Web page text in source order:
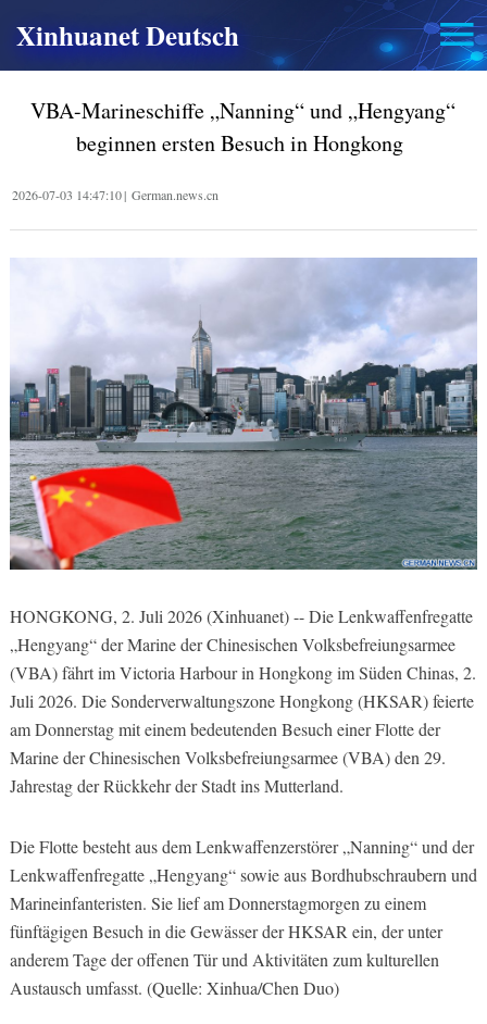
Xinhuanet Deutsch
VBA-Marineschiffe „Nanning“ und „Hengyang“
beginnen ersten Besuch in Hongkong
2026-07-03 14:47:10| German.news.cn
HONGKONG, 2. Juli 2026 (Xinhuanet) -- Die Lenkwaffenfregatte
„Hengyang“ der Marine der Chinesischen Volksbefreiungsarmee
(VBA) fährt im Victoria Harbour in Hongkong im Süden Chinas, 2.
Juli 2026. Die Sonderverwaltungszone Hongkong (HKSAR) feierte
am Donnerstag mit einem bedeutenden Besuch einer Flotte der
Marine der Chinesischen Volksbefreiungsarmee (VBA) den 29.
Jahrestag der Rückkehr der Stadt ins Mutterland.
Die Flotte besteht aus dem Lenkwaffenzerstörer „Nanning“ und der
Lenkwaffenfregatte „Hengyang“ sowie aus Bordhubschraubern und
Marineinfanteristen. Sie lief am Donnerstagmorgen zu einem
fünftägigen Besuch in die Gewässer der HKSAR ein, der unter
anderem Tage der offenen Tür und Aktivitäten zum kulturellen
Austausch umfasst. (Quelle: Xinhua/Chen Duo)